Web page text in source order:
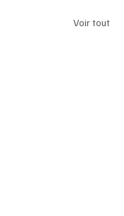
Voir tout